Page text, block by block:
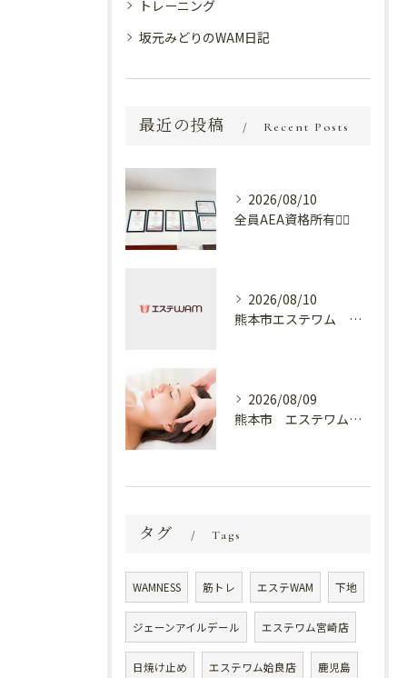
トレーニング
坂元みどりのWAM日記
最近の投稿 Recent Posts
2026/08/10
全員AEA資格所有💆‍♀️
2026/08/10
熊本市エステワム 熊本店 下着
2026/08/09
熊本市 エステワム熊本店 癒しのクールヘッドマッサージ♬
タグ Tags
WAMNESS 筋トレ エステWAM 下地
ジェーンアイルデール エステワム宮崎店
日焼け止め エステワム姶良店 鹿児島